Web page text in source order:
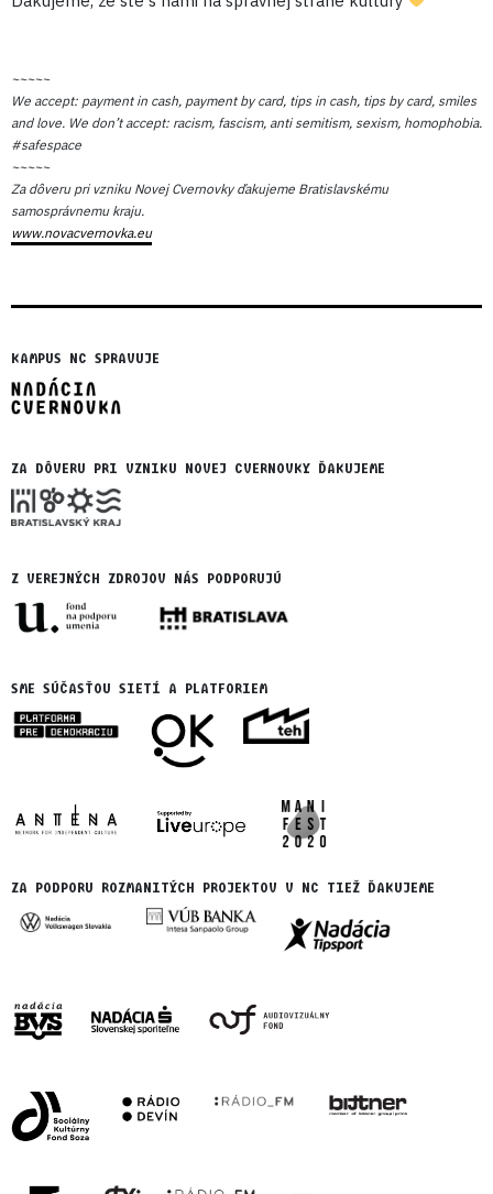
~~~~~
We accept: payment in cash, payment by card, tips in cash, tips by card, smiles
and love. We don’t accept: racism, fascism, anti semitism, sexism, homophobia.
#safespace
~~~~~
Za dôveru pri vzniku Novej Cvernovky ďakujeme Bratislavskému
samosprávnemu kraju.
www.novacvernovka.eu
KAMPUS NC SPRAVUJE
ZA DÔVERU PRI VZNIKU NOVEJ CVERNOVKY ĎAKUJEME
Z VEREJNÝCH ZDROJOV NÁS PODPORUJÚ
SME SÚČASŤOU SIETÍ A PLATFORIEM
ZA PODPORU ROZMANITÝCH PROJEKTOV V NC TIEŽ ĎAKUJEME